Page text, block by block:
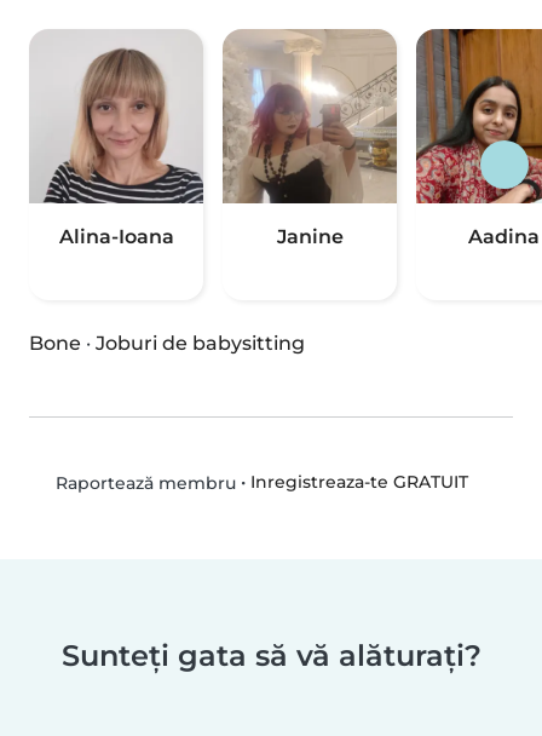
Alina-Ioana Janine Aadina
Bone · Joburi de babysitting
Raportează membru• Inregistreaza-te GRATUIT
Sunteți gata să vă alăturați?